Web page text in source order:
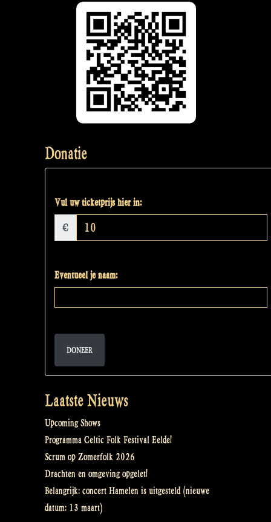
Donatie
Vul uw ticketprijs hier in:
€
Eventueel je naam:
DONEER
Laatste Nieuws
Upcoming Shows
Programma Celtic Folk Festival Eelde!
Scrum op Zomerfolk 2026
Drachten en omgeving opgelet!
Belangrijk: concert Hamelen is uitgesteld (nieuwe
datum: 13 maart)